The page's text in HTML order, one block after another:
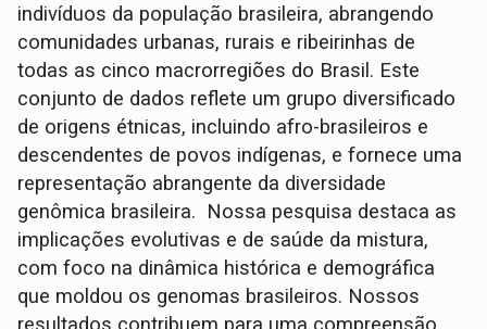
indivíduos da população brasileira, abrangendo
comunidades urbanas, rurais e ribeirinhas de
todas as cinco macrorregiões do Brasil. Este
conjunto de dados reflete um grupo diversificado
de origens étnicas, incluindo afro-brasileiros e
descendentes de povos indígenas, e fornece uma
representação abrangente da diversidade
genômica brasileira. Nossa pesquisa destaca as
implicações evolutivas e de saúde da mistura,
com foco na dinâmica histórica e demográfica
que moldou os genomas brasileiros. Nossos